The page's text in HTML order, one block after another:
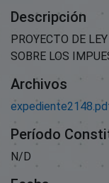
Descripción
PROYECTO DE
SOBRE LOS
Archivos
Período
N/D